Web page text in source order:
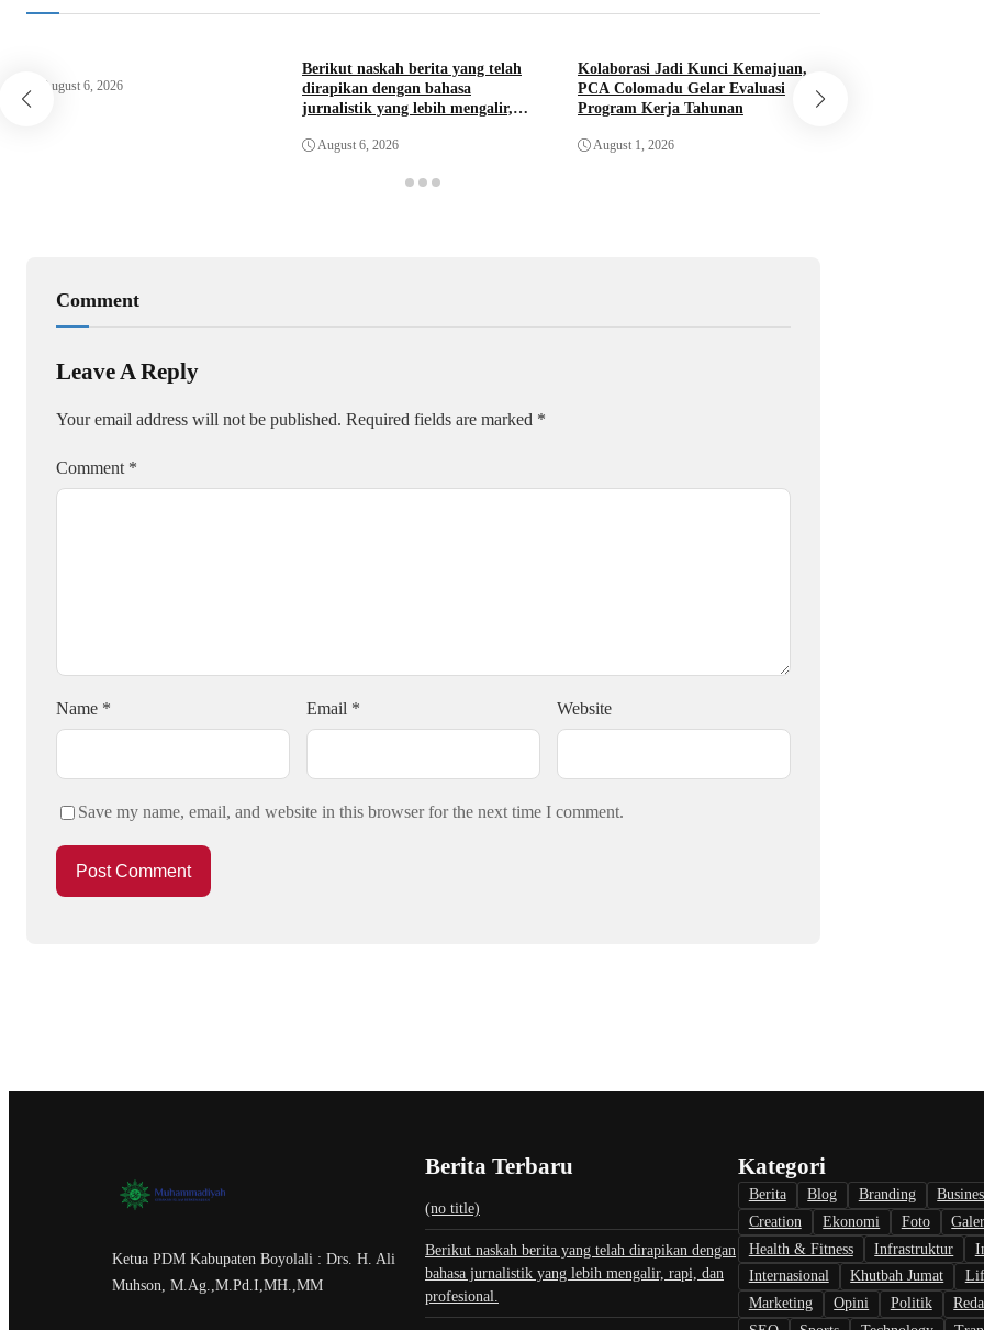
August 6, 2026
Berikut naskah berita yang telah
dirapikan dengan bahasa
jurnalistik yang lebih mengalir,
August 6, 2026
Kolaborasi Jadi Kunci Kemajuan,
PCA Colomadu Gelar Evaluasi
Program Kerja Tahunan
August 1, 2026
Comment
Leave A Reply
Your email address will not be published. Required fields are marked *
Comment *
Name * Email * Website
Save my name, email, and website in this browser for the next time I comment.
Ketua PDM Kabupaten Boyolali : Drs. H. Ali
Muhson, M.Ag.,M.Pd.I,MH.,MM
Berita Terbaru
(no title)
Berikut naskah berita yang telah dirapikan dengan
bahasa jurnalistik yang lebih mengalir, rapi, dan
profesional.
Kategori
Berita Blog Branding
Creation
Ekonomi Foto
Health & Fitness
Infrastruktur
Internasional
Khutbah Jumat
Marketing
Opini Politik